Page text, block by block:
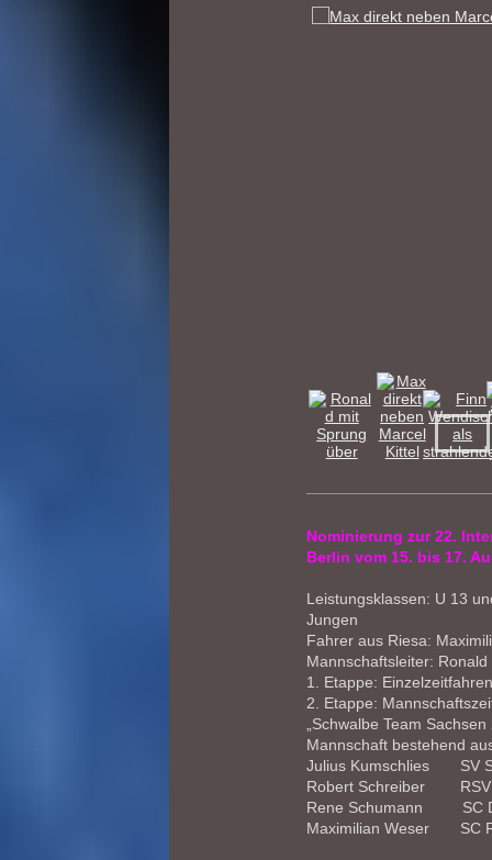
Nominierung zur 22.
Berlin vom 15. bis 17.
Leistungsklassen: U 13
Jungen
Fahrer aus Riesa:
Mannschaftsleiter: Ronald
1. Etappe:
2. Etappe:
„Schwalbe Team Sachsen
Mannschaft bestehend
Julius Kumschlies SV
Robert Schreiber RSV
Rene Schumann SC
Maximilian Weser SC